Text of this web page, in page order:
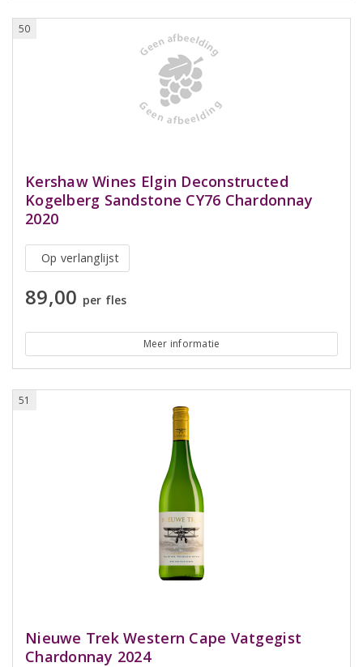
50
Kershaw Wines Elgin Deconstructed
Kogelberg Sandstone CY76 Chardonnay
2020
Op verlanglijst
89,00 per fles
Meer informatie
51
Nieuwe Trek Western Cape Vatgegist
Chardonnay 2024